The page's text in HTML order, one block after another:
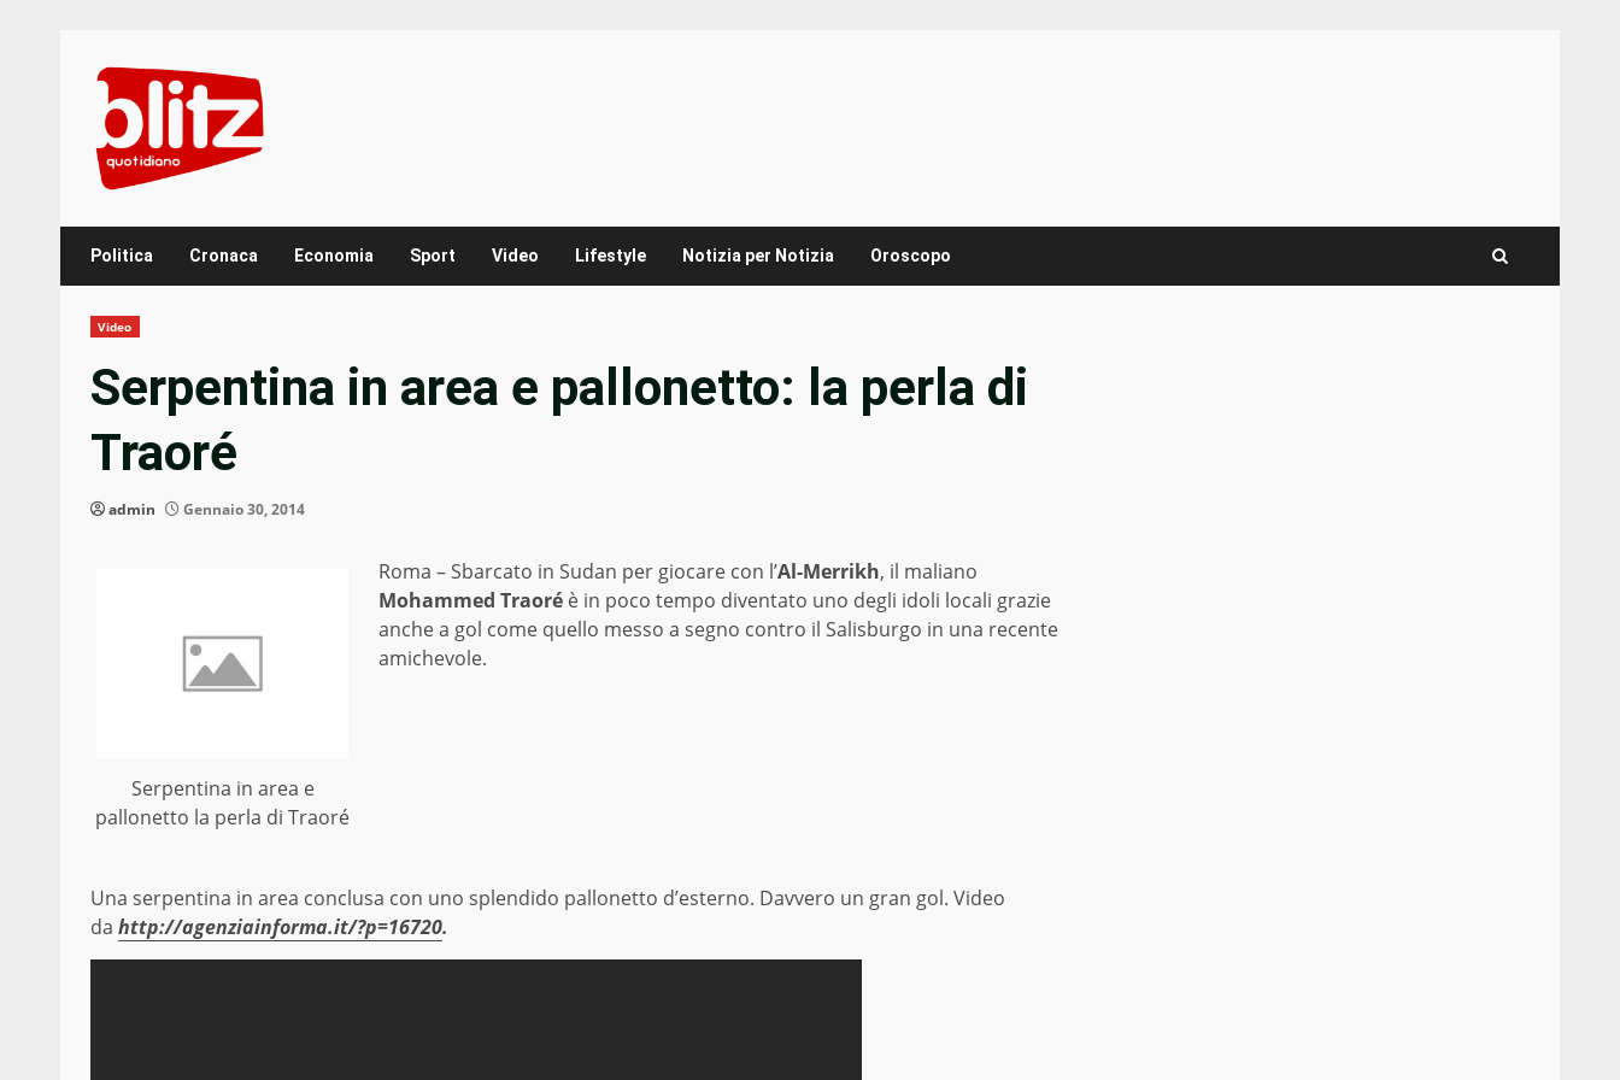
content
Politica Cronaca Economia Sport Video Lifestyle Notizia per Notizia Oroscopo
Video
Serpentina in area e pallonetto: la perla di
Traoré
admin Gennaio 30, 2014
Serpentina in area e
pallonetto la perla di Traoré
Roma – Sbarcato in Sudan per giocare con l’Al-Merrikh, il maliano
Mohammed Traoré è in poco tempo diventato uno degli idoli locali grazie
anche a gol come quello messo a segno contro il Salisburgo in una recente
amichevole.
Una serpentina in area conclusa con uno splendido pallonetto d’esterno. Davvero un gran gol. Video
da http://agenziainforma.it/?p=16720.